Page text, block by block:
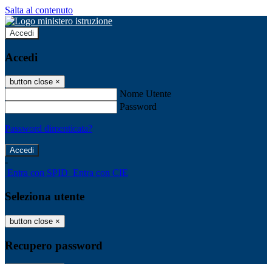
Salta al contenuto
Accedi
Accedi
button close ×
Nome Utente
Password
Password dimenticata?
-
Entra con SPID Entra con CIE
Seleziona utente
button close ×
Recupero password